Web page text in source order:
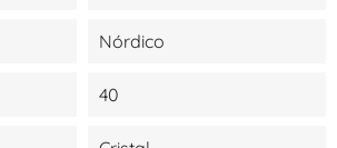
Nórdico
40